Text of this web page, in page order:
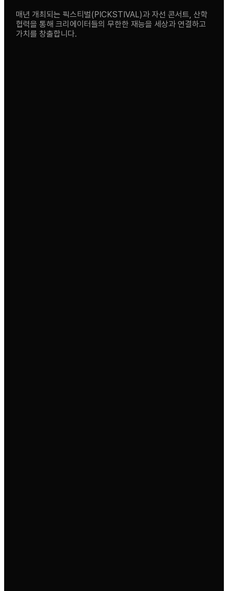
매년 개최되는 픽스티벌(PICKSTIVAL)과 자선 콘서트, 산학
협력을 통해 크리에이터들의 무한한 재능을 세상과 연결하고
가치를 창출합니다.